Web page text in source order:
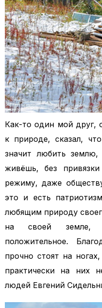
Как-то один мой друг,
к природе, сказал,
значит любить
живёшь, без
режиму, даже
это и есть
любящим природу
на своей земле,
положительное.
прочно стоят на
практически на них
людей Евгений